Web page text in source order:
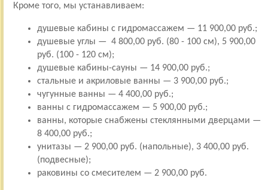
Кроме того, мы устанавливаем:
душевые кабины с гидромассажем — 11 900,00 руб.;
душевые углы — 4 800,00 руб. (80 - 100 см), 5 900,00
руб. (100 - 120 см);
душевые кабины-сауны — 14 900,00 руб.;
стальные и акриловые ванны — 3 900,00 руб.;
чугунные ванны — 4 400,00 руб.;
ванны с гидромассажем — 5 900,00 руб.;
ванны, которые снабжены стеклянными дверцами —
8 400,00 руб.;
унитазы — 2 900,00 руб. (напольные), 3 400,00 руб.
(подвесные);
раковины со смесителем — 2 900,00 руб.